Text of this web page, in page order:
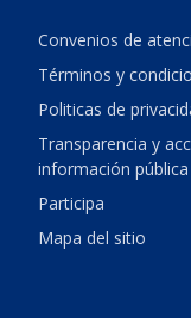
Convenios de
Términos y
Politicas de
Transparencia y
información pública
Participa
Mapa del sitio